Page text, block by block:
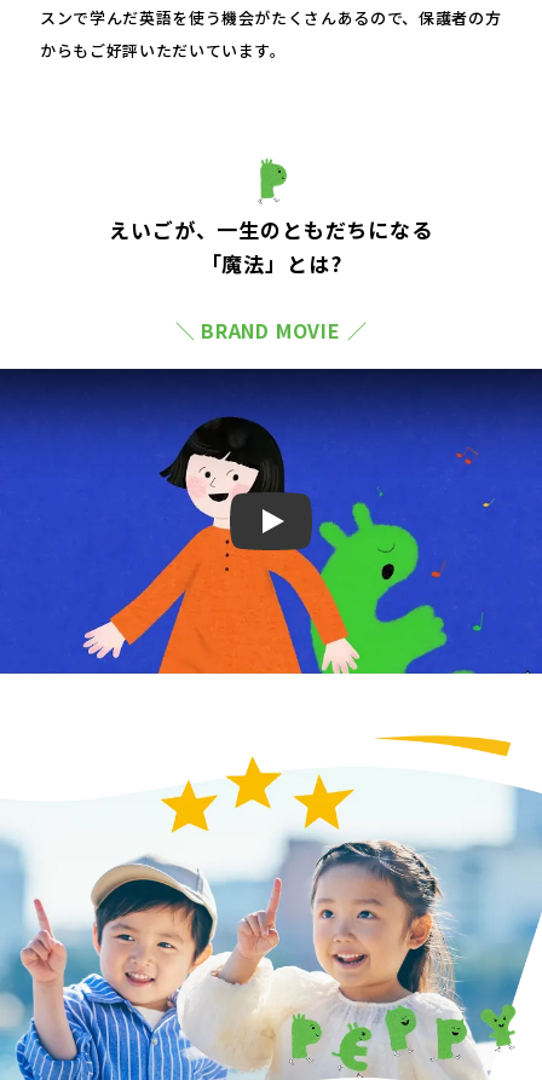
スンで学んだ英語を使う機会がたくさんあるので、保護者の方
からもご好評いただいています。
えいごが、一生のともだちになる
「魔法」とは?
＼ BRAND MOVIE ／